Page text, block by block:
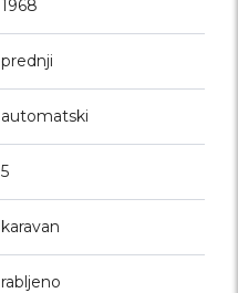
1968
prednji
automatski
5
karavan
rabljeno